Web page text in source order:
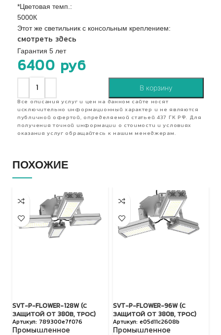
*Цветовая темп.:
5000К
Этот же светильник с консольным креплением:
смотреть здесь
Гарантия 5 лет
6400 руб
В корзину
Все описания услуг и цен на данном сайте носят
исключительно информационный характер и не являются
публичной офертой, определяемой статьей 437 ГК РФ. Для
получения точной информации о стоимости и условиях
оказания услуг обращайтесь к нашим менеджерам.
ПОХОЖИЕ
SVT-P-FLOWER-128W (С
ЗАЩИТОЙ ОТ 380В, ТРОС)
789300e7f076
Промышленное
SVT-P-FLOWER-96W (С
ЗАЩИТОЙ ОТ 380В, ТРОС)
e05d11c2608b
Промышленное